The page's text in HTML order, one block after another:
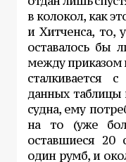
в колокол, как
и Хитченса, то,
оставалось бы
между приказом
сталкивается
данных таблицы
судна, ему
на то (уже
оставшиеся 20
один румб, и